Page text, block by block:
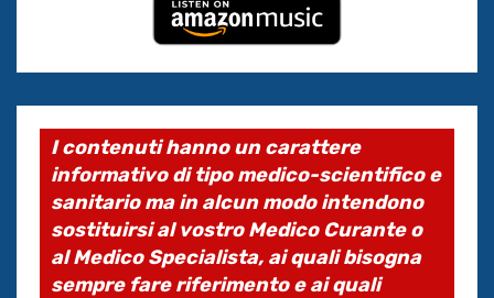
I contenuti hanno un carattere
informativo di tipo medico-scientifico e
sanitario ma in alcun modo intendono
sostituirsi al vostro Medico Curante o
al Medico Specialista, ai quali bisogna
sempre fare riferimento e ai quali